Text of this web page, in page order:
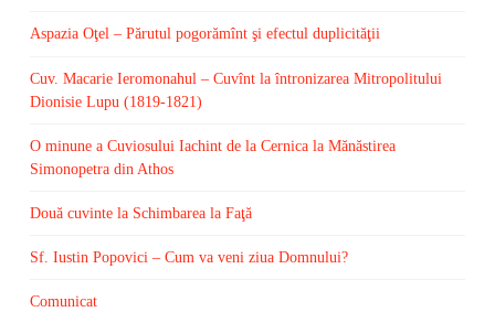
Aspazia Oţel – Părutul pogorămînt şi efectul duplicităţii
Cuv. Macarie Ieromonahul – Cuvînt la întronizarea Mitropolitului
Dionisie Lupu (1819-1821)
O minune a Cuviosului Iachint de la Cernica la Mănăstirea
Simonopetra din Athos
Două cuvinte la Schimbarea la Faţă
Sf. Iustin Popovici – Cum va veni ziua Domnului?
Comunicat